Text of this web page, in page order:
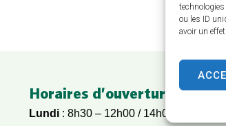
ou les ID
avoir un
Horaires d’ouverture
Lundi: 8h30 – 12h00 / 14h00 – 17h00